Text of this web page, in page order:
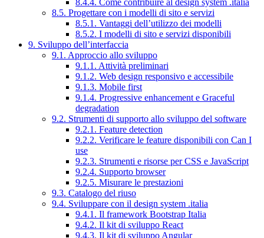
8.5. Progettare con i modelli di sito e servizi
8.5.1. Vantaggi dell’utilizzo dei modelli
8.5.2. I modelli di sito e servizi disponibili
9. Sviluppo dell’interfaccia
9.1. Approccio allo sviluppo
9.1.1. Attività preliminari
9.1.2. Web design responsivo e accessibile
9.1.3. Mobile first
9.1.4. Progressive enhancement e Graceful
degradation
9.2. Strumenti di supporto allo sviluppo del software
9.2.1. Feature detection
9.2.2. Verificare le feature disponibili con Can I
use
9.2.3. Strumenti e risorse per CSS e JavaScript
9.2.4. Supporto browser
9.2.5. Misurare le prestazioni
9.3. Catalogo del riuso
9.4. Sviluppare con il design system .italia
9.4.1. Il framework Bootstrap Italia
9.4.2. Il kit di sviluppo React
9.4.3. Il kit di sviluppo Angular